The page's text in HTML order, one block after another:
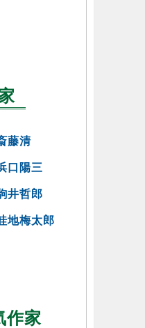
藤清
口陽三
井哲郎
地梅太郎
作家